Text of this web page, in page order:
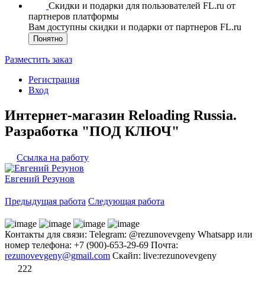
Скидки и подарки для пользователей FL.ru от
партнеров платформы
Вам доступны скидки и подарки от партнеров FL.ru
Понятно
Разместить заказ
Регистрация
Вход
Интернет-магазин Reloading Russia.
Разработка "ПОД КЛЮЧ"
Ссылка на работу
Евгений Резунов
Предыдущая работа Следующая работа
Контакты для связи: Telegram: @rezunovevgeny Whatsapp или
номер телефона: +7 (900)-653-29-69 Почта:
rezunovevgeny@gmail.com Скайп: live:rezunovevgeny
222